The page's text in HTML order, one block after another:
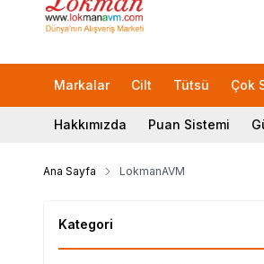
Markalar Cilt Tütsü Çok
Hakkımızda Puan Sistemi
Ana Sayfa LokmanAVM
Kategori